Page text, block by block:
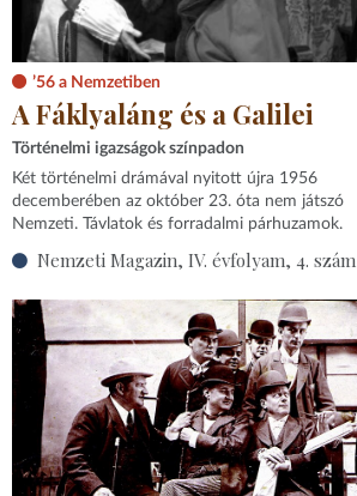
’56 a Nemzetiben
A Fáklyaláng és a Galilei
Történelmi igazságok színpadon
Két történelmi drámával nyitott újra 1956
decemberében az október 23. óta nem játszó
Nemzeti. Távlatok és forradalmi párhuzamok.
Nemzeti Magazin, IV. évfolyam, 4. szám